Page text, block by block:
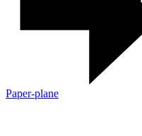
Paper-plane